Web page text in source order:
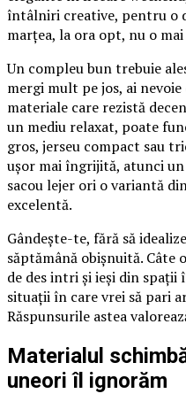
întâlniri creative, pentru o
marțea, la ora opt, nu o
Un compleu bun trebuie
mergi mult pe jos, ai
materiale care rezistă
un mediu relaxat, poate
gros, jerseu compact sau
ușor mai îngrijită, atunci
sacou lejer ori o variantă
excelentă.
Gândește-te, fără să
săptămână obișnuită. Câte
de des intri și ieși din spații
situații în care vrei să pari
Răspunsurile astea
Materialul
uneori îl ignorăm